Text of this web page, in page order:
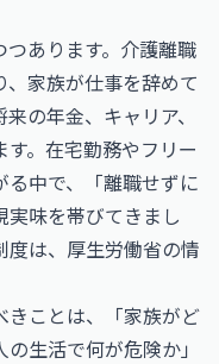
あります。介護離職
家族が仕事を辞めて
の年金、キャリア、
。在宅勤務やフリー
中で、「離職せずに
味を帯びてきまし
は、 厚生労働省の情
きことは、「家族がど
生活で何が危険か」